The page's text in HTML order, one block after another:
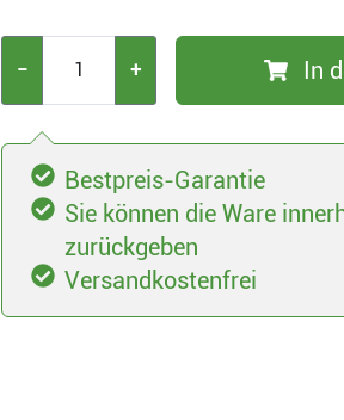
− + In
Bestpreis-Garantie
Sie können die Ware
zurückgeben
Versandkostenfrei